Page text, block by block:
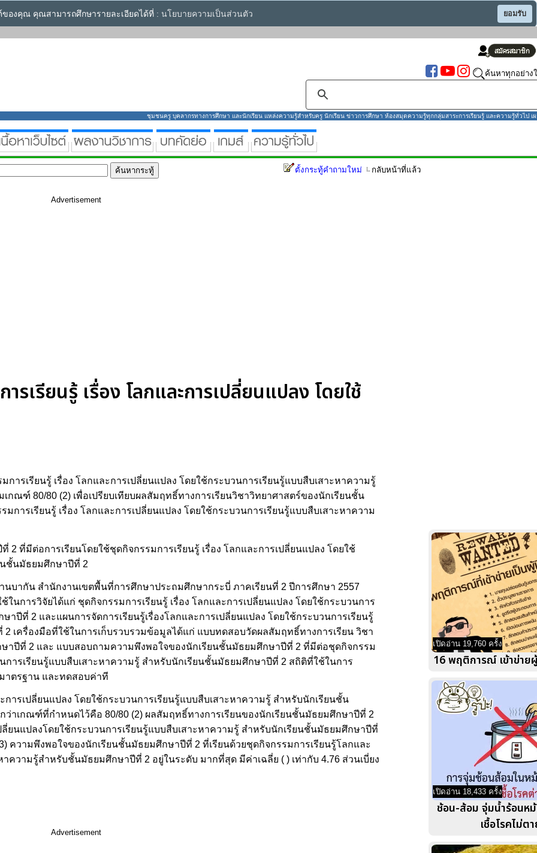
องคุณ คุณสามารถศึกษารายละเอียดได้ที่ : นโยบายความเป็นส่วนตัว ยอมรับ
ค้นหาทุกอย่าง
ชุมชนครู บุคลากรทางการศึกษา และนักเรียน แหล่งความรู้สำหรับครู นักเรียน ข่าวการศึกษา ห้องสมุดความรู้ทุกกลุ่มสาระการเรียนรู้ และความรู้ทั่วไป เ
ตั้งกระทู้คำถามใหม่ กลับหน้าที่แล้ว
Advertisement
รเรียนรู้ เรื่อง โลกและการเปลี่ยนแปลง โดยใช้
ารเรียนรู้ เรื่อง โลกและการเปลี่ยนแปลง โดยใช้กระบวนการเรียนรู้แบบสืบเสาะหาความรู้
ณฑ์ 80/80 (2) เพื่อเปรียบเทียบผลสัมฤทธิ์ทางการเรียนวิชาวิทยาศาสตร์ของนักเรียนชั้น
การเรียนรู้ เรื่อง โลกและการเปลี่ยนแปลง โดยใช้กระบวนการเรียนรู้แบบสืบเสาะหาความ
ที่มีต่อการเรียนโดยใช้ชุดกิจกรรมการเรียนรู้ เรื่อง โลกและการเปลี่ยนแปลง โดยใช้
นชั้นมัธยมศึกษาปีที่ 2
นบากัน สำนักงานเขตพื้นที่การศึกษาประถมศึกษากระบี่ ภาคเรียนที่ 2 ปีการศึกษา 2557
นการวิจัยได้แก่ ชุดกิจกรรมการเรียนรู้ เรื่อง โลกและการเปลี่ยนแปลง โดยใช้กระบวนการ
ปีที่ 2 และแผนการจัดการเรียนรู้เรื่องโลกและการเปลี่ยนแปลง โดยใช้กระบวนการเรียนรู้
เครื่องมือที่ใช้ในการเก็บรวบรวมข้อมูลได้แก่ แบบทดสอบวัดผลสัมฤทธิ์ทางการเรียน วิชา
าปีที่ 2 และ แบบสอบถามความพึงพอใจของนักเรียนชั้นมัธยมศึกษาปีที่ 2 ที่มีต่อชุดกิจกรรม
การเรียนรู้แบบสืบเสาะหาความรู้ สำหรับนักเรียนชั้นมัธยมศึกษาปีที่ 2 สถิติที่ใช้ในการ
าตรฐาน และทดสอบค่าที
การเปลี่ยนแปลง โดยใช้กระบวนการเรียนรู้แบบสืบเสาะหาความรู้ สำหรับนักเรียนชั้น
ว่าเกณฑ์ที่กำหนดไว้คือ 80/80 (2) ผลสัมฤทธิ์ทางการเรียนของนักเรียนชั้นมัธยมศึกษาปีที่ 2
ลี่ยนแปลงโดยใช้กระบวนการเรียนรู้แบบสืบเสาะหาความรู้ สำหรับนักเรียนชั้นมัธยมศึกษาปีที่
ความพึงพอใจของนักเรียนชั้นมัธยมศึกษาปีที่ 2 ที่เรียนด้วยชุดกิจกรรมการเรียนรู้โลกและ
ความรู้สำหรับชั้นมัธยมศึกษาปีที่ 2 อยู่ในระดับ มากที่สุด มีค่าเฉลี่ย ( ) เท่ากับ 4.76 ส่วนเบี่ยง
Advertisement
เปิดอ่าน 19,760 ครั้ง
16 พฤติการณ์ เข้าข่าย
เปิดอ่าน 18,433 ครั้ง
ช้อน-ส้อม จุ่มน้ำร้อนห
เชื้อโรคไม่ต